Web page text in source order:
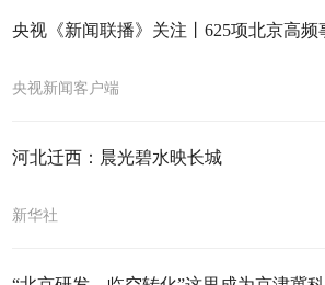
央视新闻客户端
河北迁西：晨光碧水映长城
新华社